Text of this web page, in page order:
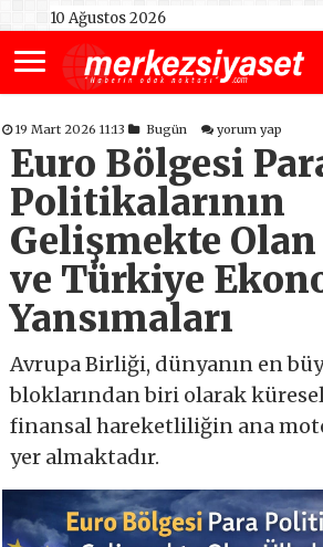
10 Ağustos 2026
19 Mart 2026 11:13 Bugün yorum yap
Euro Bölgesi
Politikalarının
Gelişmekte
ve Türkiye
Yansımaları
Avrupa Birliği, dünyanın en
bloklarından biri olarak
finansal hareketliliğin ana
yer almaktadır.